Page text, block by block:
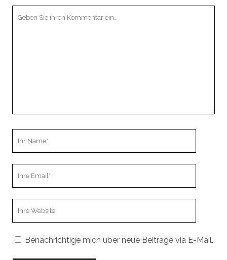
Benachrichtige mich über neue Beiträge via E-Mail.